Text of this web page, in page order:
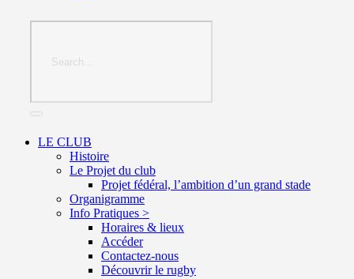
LE CLUB
Histoire
Le Projet du club
Projet fédéral, l’ambition d’un grand stade
Organigramme
Info Pratiques >
Horaires & lieux
Accéder
Contactez-nous
Découvrir le rugby